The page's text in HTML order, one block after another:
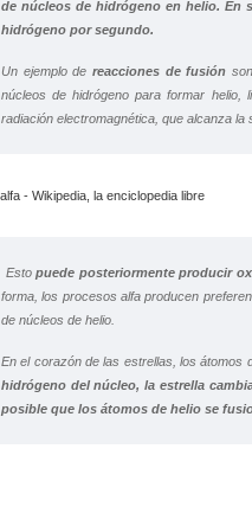
de núcleos de hidrógeno en helio. En
hidrógeno por segundo.
Un ejemplo de reacciones de fusión
núcleos de hidrógeno para formar
radiación electromagnética, que alcanza
​ Estopuede posteriormente producir
forma, los procesos alfa producen
de núcleos de helio.
En el corazón de las estrellas, los átomos
hidrógeno del núcleo, la estrella
posible que los átomos de helio se